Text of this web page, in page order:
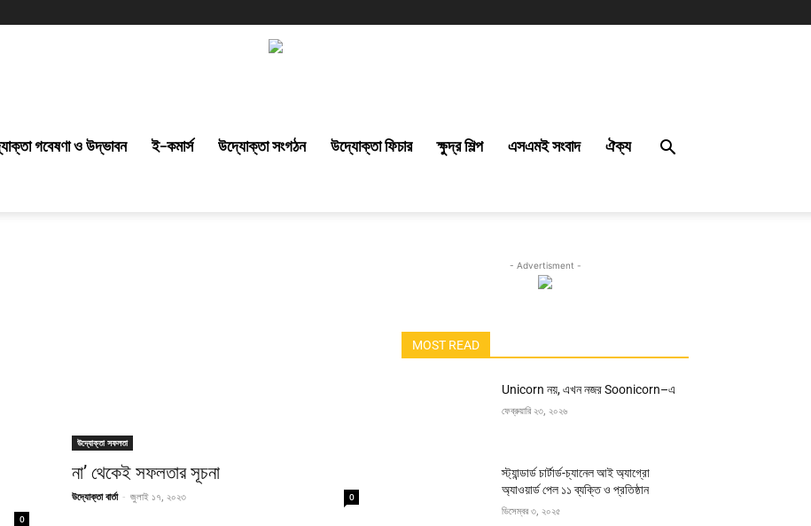
গবেষণা ও উদ্ভাবন ই-কমার্স উদ্যোক্তা সংগঠন উদ্যোক্তা ফিচার ক্ষুদ্র শিল্প এসএমই সংবাদ ঐক্য
0
উদ্যোক্তা সফলতা
না’ থেকেই সফলতার সূচনা
উদ্যোক্তা বার্তা - জুলাই ১৭, ২০২৩ 0
- Advertisment -
MOST READ
Unicorn নয়, এখন নজর Soonicorn–এ
ফেব্রুয়ারি ২৩, ২০২৬
স্ট্যান্ডার্ড চার্টার্ড-চ্যানেল আই অ্যাগ্রো
অ্যাওয়ার্ড পেল ১১ ব্যক্তি ও প্রতিষ্ঠান
ডিসেম্বর ৩, ২০২৫